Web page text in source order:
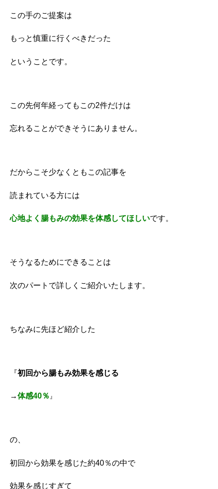
この手のご提案は
もっと慎重に行くべきだった
ということです。
この先何年経ってもこの2件だけは
忘れることができそうにありません。
だからこそ少なくともこの記事を
読まれている方には
心地よく腸もみの効果を体感してほしいです。
そうなるためにできることは
次のパートで詳しくご紹介いたします。
ちなみに先ほど紹介した
『初回から腸もみ効果を感じる
→体感40％ 』
の、
初回から効果を感じた約40％の中で
効果を感じすぎて